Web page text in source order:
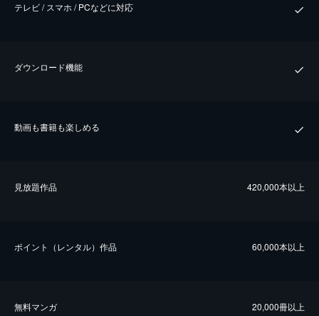
テレビ / スマホ / PCなどに対応
ダウンロード機能
動画も書籍も楽しめる
⾒放題作品 420,000本以上
ポイント（レンタル）作品 60,000本以上
無料マンガ 20,000冊以上